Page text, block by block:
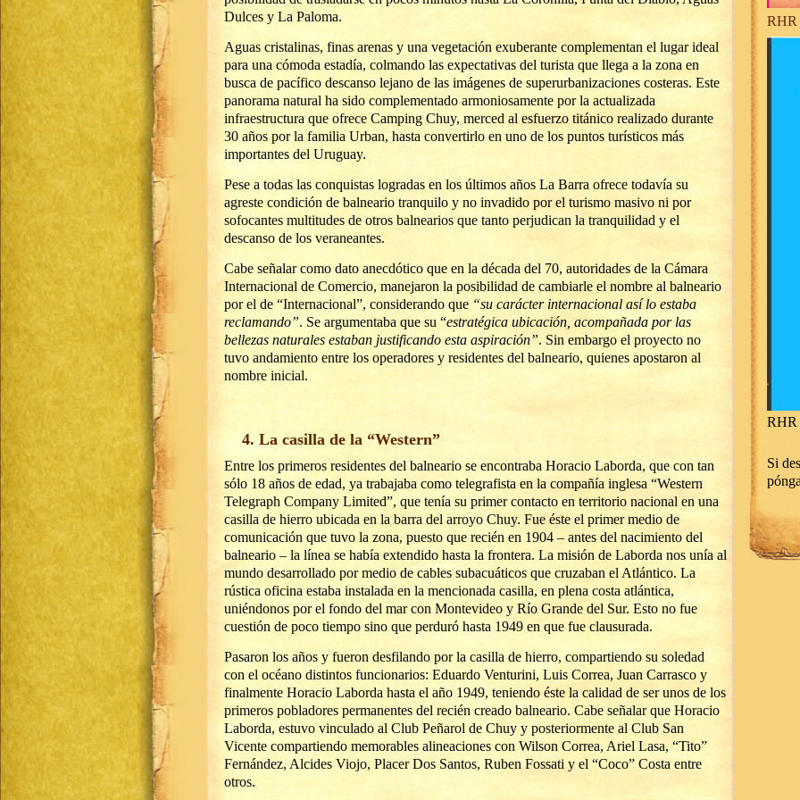
Dulces y La Paloma.
Aguas cristalinas, finas arenas y una vegetación exuberante complementan el lugar ideal
para una cómoda estadía, colmando las expectativas del turista que llega a la zona en
busca de pacífico descanso lejano de las imágenes de superurbanizaciones costeras. Este
panorama natural ha sido complementado armoniosamente por la actualizada
infraestructura que ofrece Camping Chuy, merced al esfuerzo titánico realizado durante
30 años por la familia Urban, hasta convertirlo en uno de los puntos turísticos más
importantes del Uruguay.
Pese a todas las conquistas logradas en los últimos años La Barra ofrece todavía su
agreste condición de balneario tranquilo y no invadido por el turismo masivo ni por
sofocantes multitudes de otros balnearios que tanto perjudican la tranquilidad y el
descanso de los veraneantes.
Cabe señalar como dato anecdótico que en la década del 70, autoridades de la Cámara
Internacional de Comercio, manejaron la posibilidad de cambiarle el nombre al balneario
por el de “Internacional”, considerando que “su carácter internacional así lo estaba
reclamando”. Se argumentaba que su “estratégica ubicación, acompañada por las
bellezas naturales estaban justificando esta aspiración”. Sin embargo el proyecto no
tuvo andamiento entre los operadores y residentes del balneario, quienes apostaron al
nombre inicial.
4. La casilla de la “Western”
Entre los primeros residentes del balneario se encontraba Horacio Laborda, que con tan
sólo 18 años de edad, ya trabajaba como telegrafista en la compañía inglesa “Western
Telegraph Company Limited”, que tenía su primer contacto en territorio nacional en una
casilla de hierro ubicada en la barra del arroyo Chuy. Fue éste el primer medio de
comunicación que tuvo la zona, puesto que recién en 1904 – antes del nacimiento del
balneario – la línea se había extendido hasta la frontera. La misión de Laborda nos unía al
mundo desarrollado por medio de cables subacuáticos que cruzaban el Atlántico. La
rústica oficina estaba instalada en la mencionada casilla, en plena costa atlántica,
uniéndonos por el fondo del mar con Montevideo y Río Grande del Sur. Esto no fue
cuestión de poco tiempo sino que perduró hasta 1949 en que fue clausurada.
Pasaron los años y fueron desfilando por la casilla de hierro, compartiendo su soledad
con el océano distintos funcionarios: Eduardo Venturini, Luis Correa, Juan Carrasco y
finalmente Horacio Laborda hasta el año 1949, teniendo éste la calidad de ser unos de los
primeros pobladores permanentes del recién creado balneario. Cabe señalar que Horacio
Laborda, estuvo vinculado al Club Peñarol de Chuy y posteriormente al Club San
Vicente compartiendo memorables alineaciones con Wilson Correa, Ariel Lasa, “Tito”
Fernández, Alcides Viojo, Placer Dos Santos, Ruben Fossati y el “Coco” Costa entre
otros.
RHR
RHR
Si